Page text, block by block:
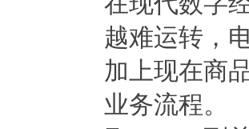
越难运转，
加上现在商
业务流程。